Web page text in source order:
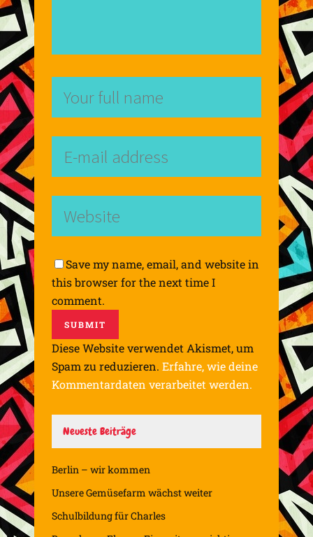
Save my name, email, and website in
this browser for the next time I
comment.
Diese Website verwendet Akismet, um
Spam zu reduzieren. Erfahre, wie deine
Kommentardaten verarbeitet werden.
Neueste Beiträge
Berlin – wir kommen
Unsere Gemüsefarm wächst weiter
Schulbildung für Charles